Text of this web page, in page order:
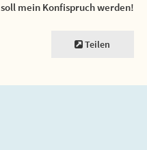
soll mein Konfispruch werden!
Teilen